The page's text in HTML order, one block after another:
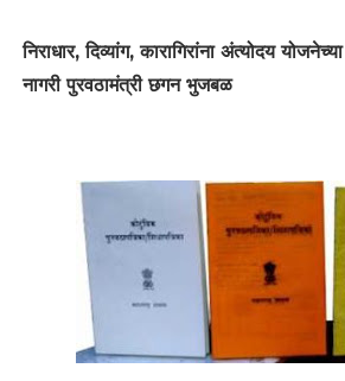
निराधार, दिव्यांग, कारागिरांना अंत्योदय
नागरी पुरवठामंत्री छगन भुजबळ